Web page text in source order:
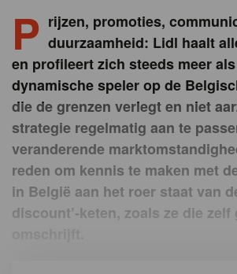
P rijzen, promoties,
duurzaamheid: Lidl haalt
en profileert zich steeds meer
dynamische speler op de
die de grenzen verlegt en niet
strategie regelmatig aan te
veranderende
reden om kennis te maken met
in België aan het roer staat van
discount’-keten, zoals ze die zelf